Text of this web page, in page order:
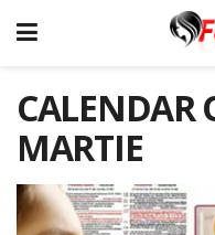
CALENDAR
MARTIE